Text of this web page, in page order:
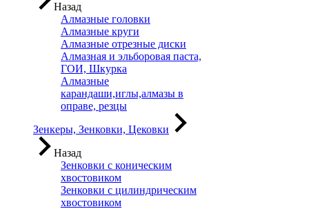
Назад
Алмазные головки
Алмазные круги
Алмазные отрезные диски
Алмазная и эльборовая паста,
ГОИ, Шкурка
Алмазные
карандаши,иглы,алмазы в
оправе, резцы
Зенкеры, Зенковки, Цековки
Назад
Зенковки с коническим
хвостовиком
Зенковки с цилиндрическим
хвостовиком